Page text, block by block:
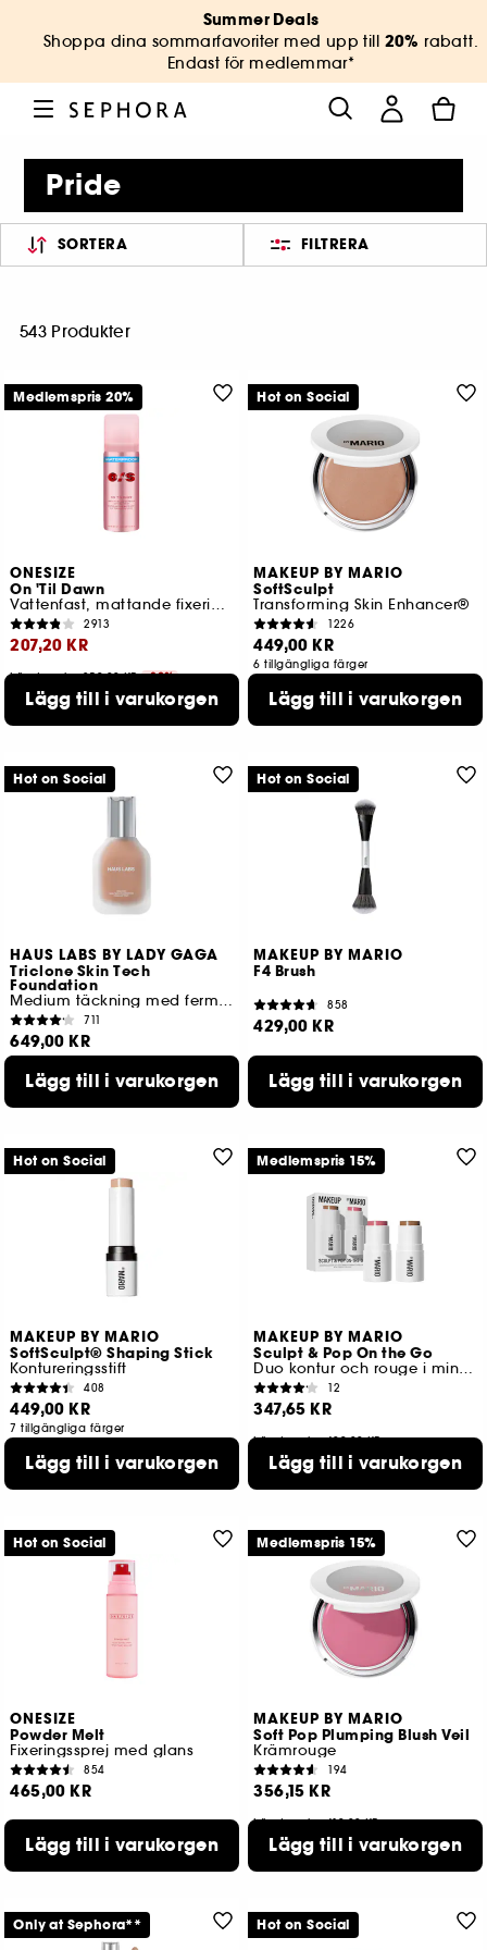
Summer Deals
Shoppa dina sommarfavoriter med upp till 20% rabatt.
Endast för medlemmar*
Pride
SORTERA FILTRERA
543 Produkter
ONESIZE
On 'Til Dawn
Vattenfast, mattande fixeringssprej
2913
207,20 KR
Lägsta pris : 259,00 KR -20%
2 storlekar tillgängliga
Lägg till i varukorgen
Medlemspris 20%
MAKEUP BY MARIO
SoftSculpt
Transforming Skin Enhancer®
1226
449,00 KR
6 tillgängliga färger
Lägg till i varukorgen
Hot on Social
HAUS LABS BY LADY GAGA
Triclone Skin Tech
Foundation
Medium täckning med fermenterad arnica
711
649,00 KR
51 tillgängliga färger
Lägg till i varukorgen
Hot on Social
MAKEUP BY MARIO
F4 Brush
858
429,00 KR
Lägg till i varukorgen
Hot on Social
MAKEUP BY MARIO
SoftSculpt® Shaping Stick
Kontureringsstift
408
449,00 KR
7 tillgängliga färger
Lägg till i varukorgen
Hot on Social
MAKEUP BY MARIO
Sculpt & Pop On the Go
Duo kontur och rouge i miniformat
12
347,65 KR
Lägsta pris : 409,00 KR
3 tillgängliga färger
Lägg till i varukorgen
Medlemspris 15%
ONESIZE
Powder Melt
Fixeringssprej med glans
854
465,00 KR
Lägg till i varukorgen
Hot on Social
MAKEUP BY MARIO
Soft Pop Plumping Blush Veil
Krämrouge
194
356,15 KR
Lägsta pris : 419,00 KR
10 tillgängliga färger
Lägg till i varukorgen
Medlemspris 15%
Only at Sephora** Hot on Social